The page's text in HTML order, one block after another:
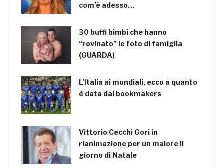
com’è adesso…
30 buffi bimbi che hanno
“rovinato” le foto di famiglia
(GUARDA)
L’Italia ai mondiali, ecco a quanto
è data dai bookmakers
Vittorio Cecchi Gori in
rianimazione per un malore il
giorno di Natale